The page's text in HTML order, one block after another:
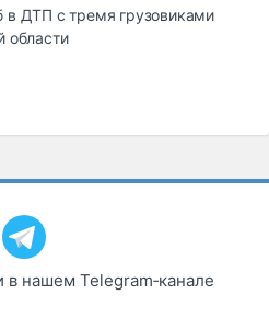
в ДТП с тремя грузовиками
области
в нашем Telegram‑канале